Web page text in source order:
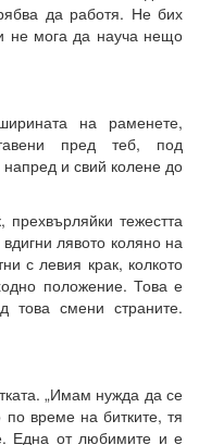
да работя. Не бих
не мога да науча нещо
на раменете,
пред теб, под
и свий колене до
тежестта
лявото коляно на
с левия крак, колкото
положение. Това е
това смени страните.
„Имам нужда да се
време на битките, тя
Една от любимите и е